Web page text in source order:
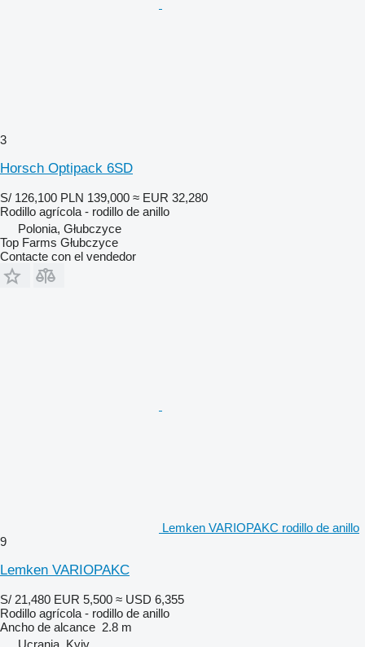
3
Horsch Optipack 6SD
S/ 126,100 PLN 139,000 ≈ EUR 32,280
Rodillo agrícola - rodillo de anillo
Polonia, Głubczyce
Top Farms Głubczyce
Contacte con el vendedor
Lemken VARIOPAKC rodillo de anillo
9
Lemken VARIOPAKC
S/ 21,480 EUR 5,500 ≈ USD 6,355
Rodillo agrícola - rodillo de anillo
Ancho de alcance 2.8 m
Ucrania, Kyiv